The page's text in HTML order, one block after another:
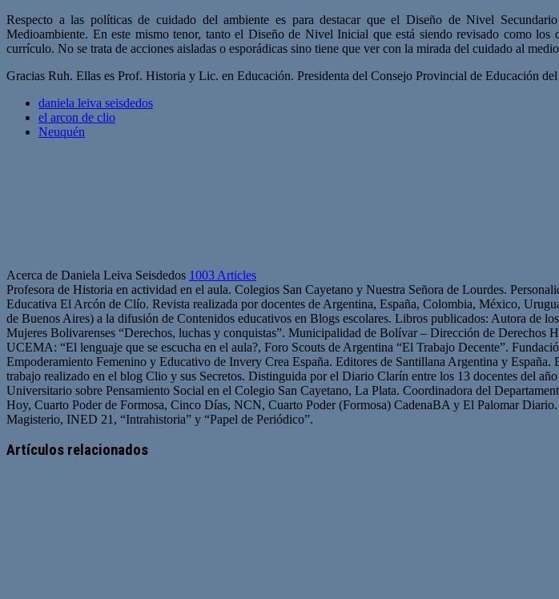
Respecto a las políticas de cuidado del ambiente es para destacar que el Diseño de Nivel
Medioambiente. En este mismo tenor, tanto el Diseño de Nivel Inicial que está siendo revisado como
currículo. No se trata de acciones aisladas o esporádicas sino tiene que ver con la mirada del cuidado al
Gracias Ruh. Ellas es Prof. Historia y Lic. en Educación. Presidenta del Consejo Provincial de Educación
daniela leiva seisdedos
el arcon de clio
Neuquén
Acerca de Daniela Leiva Seisdedos 1003 Articles
Profesora de Historia en actividad en el aula. Colegios San Cayetano y Nuestra Señora de Lourdes.
Educativa El Arcón de Clío. Revista realizada por docentes de Argentina, España, Colombia, México,
de Buenos Aires) a la difusión de Contenidos educativos en Blogs escolares. Libros publicados: Autora de
Mujeres Bolivarenses “Derechos, luchas y conquistas”. Municipalidad de Bolívar – Dirección de Derechos
UCEMA: “El lenguaje que se escucha en el aula?, Foro Scouts de Argentina “El Trabajo Decente”.
Empoderamiento Femenino y Educativo de Invery Crea España. Editores de Santillana Argentina y
trabajo realizado en el blog Clio y sus Secretos. Distinguida por el Diario Clarín entre los 13 docentes del
Universitario sobre Pensamiento Social en el Colegio San Cayetano, La Plata. Coordinadora del
Hoy, Cuarto Poder de Formosa, Cinco Días, NCN, Cuarto Poder (Formosa) CadenaBA y El Palomar
Magisterio, INED 21, “Intrahistoria” y “Papel de Periódico”.
web
Artículos relacionados